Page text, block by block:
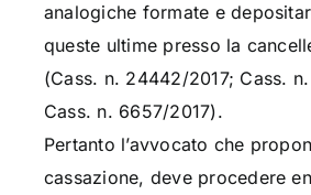
analogiche formate e
queste ultime presso la
(Cass. n. 24442/2017; Cass.
Cass. n. 6657/2017).
Pertanto l’avvocato che
cassazione, deve procedere